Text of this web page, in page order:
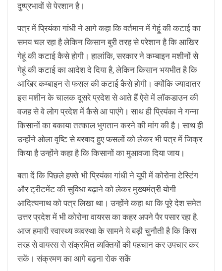
दुष्प्रभावों से पेरशान है।
पत्र में प्रियंका गांधी ने आगे कहा कि वर्तमान में गेहूं की कटाई का
समय चल रहा है लेकिन किसान बुरी तरह से परेशान है कि आखिर
गेहूं की कटाई कैसे होगी। हालांकि, सरकार ने कम्बाइन मशीनों से
गेहूं की कटाई का आदेश दे दिया है, लेकिन किसान भयभीत है कि
आखिर कम्बाइन से फसल की कटाई कैसे होगी। क्योंकि ज्यादातर
इस मशीन के चालक दूसरे प्रदेश से आते हैं ऐसे में लॉकडाउन की
वजह से वे लोग प्रदेश में कैसे आ पाएंगे। साथ ही प्रियंका ने गन्ना
किसानों का बकाया तत्काल भुगतान करने की मांग की है। साथ ही
उन्होंने ओला वृष्टि से बरबाद हुए फसलों को लेकर भी पत्र में जिक्र
किया है उन्होंने कहा है कि किसानों का मुआवजा दिया जाय।
बता दें कि पिछले हफ्ते भी प्रियंका गांधी ने यूपी में कोरोना टेस्टिंग
और ट्रीटमेंट की सुविधा बढ़ाने को लेकर मुख्यमंत्री योगी
आदित्यनाथ को पत्र लिखा था। उन्होंने कहा था कि पूरे देश समेत
उत्तर प्रदेश में भी कोरोना वायरस का कहर अपने पैर पसार रहा है.
आज हमारी स्वास्थ्य व्यवस्था के सामने ये बड़ी चुनौती है कि किस
तरह से वायरस से संक्रमित व्यक्तियों की पहचान कर उपचार कर
सकें। संक्रमण का आगे बढ़ना रोक सकें